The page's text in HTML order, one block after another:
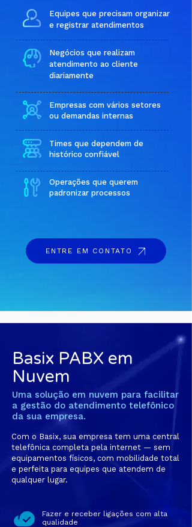
Equipes que precisam organizar
e registrar atendimentos
Negócios que realizam
atendimento ao cliente
diariamente
Empresas com vários setores
ou demandas internas
Times que dependem de
histórico confiável
Operações que querem
padronizar processos
ENTRE EM CONTATO
Basix PABX em
Nuvem
Uma solução em nuvem para facilitar
a gestão do atendimento telefônico
da sua empresa.
Fazer e receber ligações com alta
qualidade
Com o Basix, sua empresa tem uma central
telefônica completa pela internet — sem
equipamentos físicos, com mobilidade total
e perfeita para equipes que atendem de
qualquer lugar.